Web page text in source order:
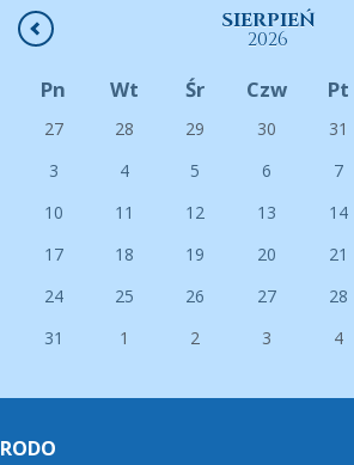
SIERPIEŃ
2026
Pn Wt Śr Czw Pt
27 28 29 30 31
3
4 5 6 7
10
11 12 13 14
17
18 19 20 21
24
25 26 27 28
31
1 2 3 4
RODO